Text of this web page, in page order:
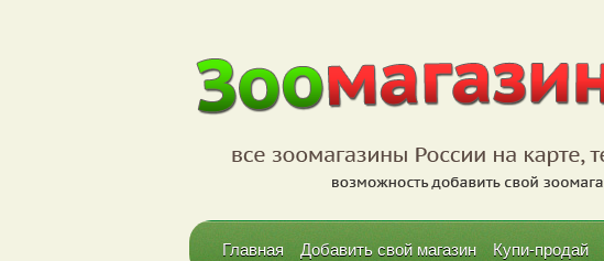
Главная Добавить свой магазин Купи-продай